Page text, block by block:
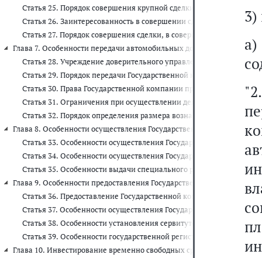
Статья 25. Порядок совершения крупной сделки и последствия
Статья 26. Заинтересованность в совершении сделки
Статья 27. Порядок совершения сделки, в совершении которой
Глава 7. Особенности передачи автомобильных дорог
Статья 28. Учреждение доверительного управления
Статья 29. Порядок передачи Государственной компании
Статья 30. Права Государственной компании при
Статья 31. Ограничения при осуществлении деятельности по
Статья 32. Порядок определения размера вознаграждения
Глава 8. Особенности осуществления Государственной компанией
Статья 33. Особенности осуществления Государственной
Статья 34. Особенности осуществления Государственной
Статья 35. Особенности выдачи специального разрешения на
Глава 9. Особенности предоставления Государственной компании
Статья 36. Предоставление Государственной компании
Статья 37. Особенности осуществления Государственной
Статья 38. Особенности установления сервитутов в отношении
Статья 39. Особенности государственной регистрации прав,
Глава 10. Инвестирование временно свободных средств